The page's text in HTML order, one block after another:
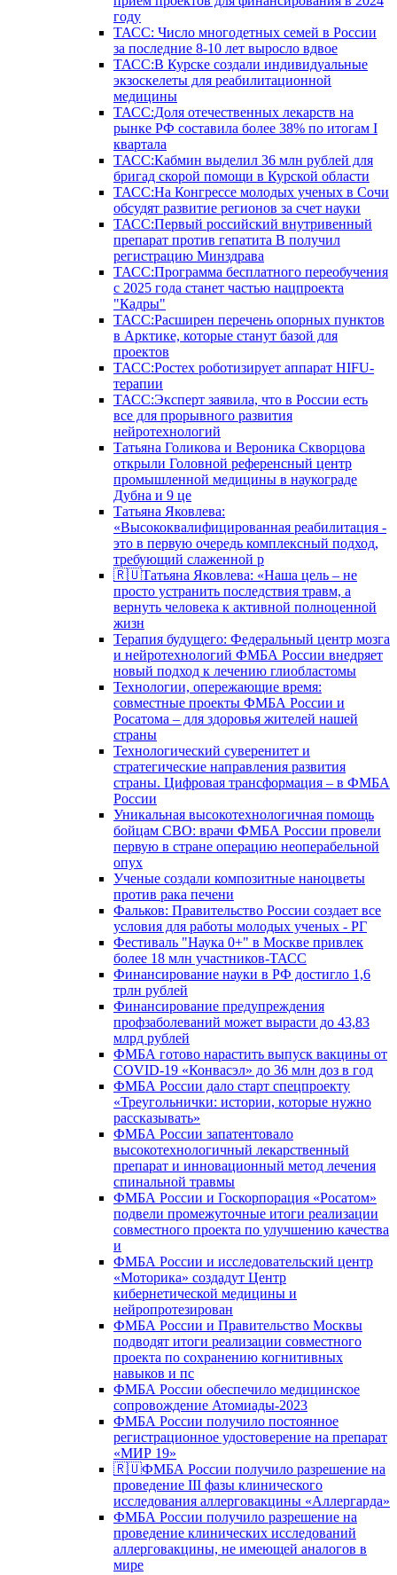
году
ТАСС: Число многодетных семей в России
за последние 8-10 лет выросло вдвое
ТАСС:В Курске создали индивидуальные
экзоскелеты для реабилитационной
медицины
ТАСС:Доля отечественных лекарств на
рынке РФ составила более 38% по итогам I
квартала
ТАСС:Кабмин выделил 36 млн рублей для
бригад скорой помощи в Курской области
ТАСС:На Конгрессе молодых ученых в Сочи
обсудят развитие регионов за счет науки
ТАСС:Первый российский внутривенный
препарат против гепатита В получил
регистрацию Минздрава
ТАСС:Программа бесплатного переобучения
с 2025 года станет частью нацпроекта
"Кадры"
ТАСС:Расширен перечень опорных пунктов
в Арктике, которые станут базой для
проектов
ТАСС:Ростех роботизирует аппарат HIFU-
терапии
ТАСС:Эксперт заявила, что в России есть
все для прорывного развития
нейротехнологий
Татьяна Голикова и Вероника Скворцова
открыли Головной референсный центр
промышленной медицины в наукограде
Дубна и 9 це
Татьяна Яковлева:
«Высококвалифицированная реабилитация -
это в первую очередь комплексный подход,
требующий слаженной р
🇷🇺Татьяна Яковлева: «Наша цель – не
просто устранить последствия травм, а
вернуть человека к активной полноценной
жизн
Терапия будущего: Федеральный центр мозга
и нейротехнологий ФМБА России внедряет
новый подход к лечению глиобластомы
Технологии, опережающие время:
совместные проекты ФМБА России и
Росатома – для здоровья жителей нашей
страны
Технологический суверенитет и
стратегические направления развития
страны. Цифровая трансформация – в ФМБА
России
Уникальная высокотехнологичная помощь
бойцам СВО: врачи ФМБА России провели
первую в стране операцию неоперабельной
опух
Ученые создали композитные наноцветы
против рака печени
Фальков: Правительство России создает все
условия для работы молодых ученых - РГ
Фестиваль "Наука 0+" в Москве привлек
более 18 млн участников-ТАСС
Финансирование науки в РФ достигло 1,6
трлн рублей
Финансирование предупреждения
профзаболеваний может вырасти до 43,83
млрд рублей
ФМБА готово нарастить выпуск вакцины от
COVID-19 «Конвасэл» до 36 млн доз в год
ФМБА России дало старт спецпроекту
«Треугольнички: истории, которые нужно
рассказывать»
ФМБА России запатентовало
высокотехнологичный лекарственный
препарат и инновационный метод лечения
спинальной травмы
ФМБА России и Госкорпорация «Росатом»
подвели промежуточные итоги реализации
совместного проекта по улучшению качества
и
ФМБА России и исследовательский центр
«Моторика» создадут Центр
кибернетической медицины и
нейропротезирован
ФМБА России и Правительство Москвы
подводят итоги реализации совместного
проекта по сохранению когнитивных
навыков и пс
ФМБА России обеспечило медицинское
сопровождение Атомиады-2023
ФМБА России получило постоянное
регистрационное удостоверение на препарат
«МИР 19»
🇷🇺ФМБА России получило разрешение на
проведение III фазы клинического
исследования аллерговакцины «Аллергарда»
ФМБА России получило разрешение на
проведение клинических исследований
аллерговакцины, не имеющей аналогов в
мире